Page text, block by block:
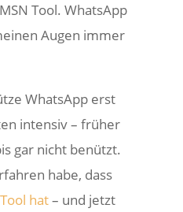
Tool. WhatsApp
Augen immer
WhatsApp erst
intensiv – früher
gar nicht benützt.
habe, dass
hat– und jetzt